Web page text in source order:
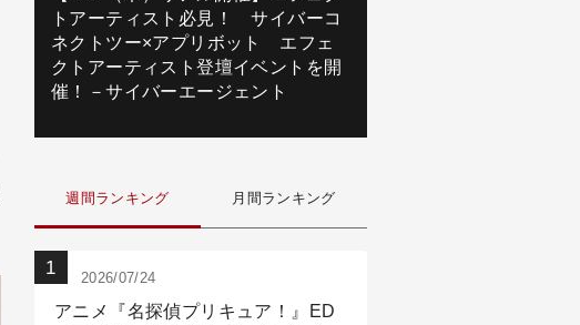
トアーティスト必見！ サイバーコ
ネクトツー×アプリボット エフェ
クトアーティスト登壇イベントを開
催！－サイバーエージェント
週間ランキング 月間ランキング
2026/07/24
アニメ『名探偵プリキュア！』ED